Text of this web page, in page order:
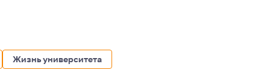
Жизнь университета